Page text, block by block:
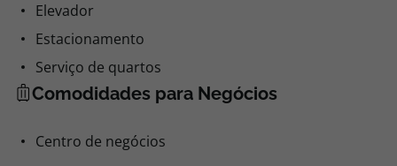
Elevador
Estacionamento
Serviço de quartos
Comodidades para Negócios
Centro de negócios